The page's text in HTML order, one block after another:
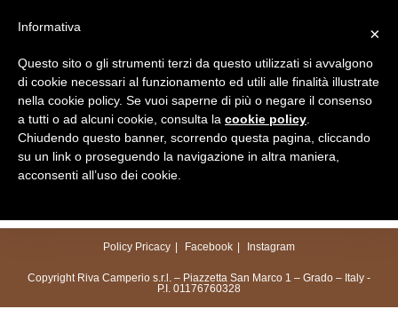
Menu
Policy Pricacy Facebook Instagram
Copyright Riva Camperio s.r.l. – Piazzetta San Marco 1 – Grado – Italy -
P.I. 01176760328
×
Informativa
Questo sito o gli strumenti terzi da questo utilizzati si avvalgono
di cookie necessari al funzionamento ed utili alle finalità illustrate
nella cookie policy. Se vuoi saperne di più o negare il consenso
a tutti o ad alcuni cookie, consulta la cookie policy
Chiudendo questo banner, scorrendo questa pagina, cliccando
su un link o proseguendo la navigazione in altra maniera,
acconsenti all’uso dei cookie.